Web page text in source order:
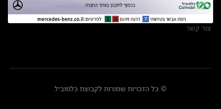
מרכזי שירות
צור קשר
© כל הזכויות שמורות לקבוצת כלמוביל